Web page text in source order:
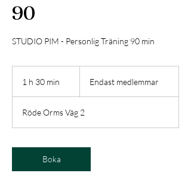
90
STUDIO PIM - Personlig Träning 90 min
1 h 30 min
m
i
Endast medlemmar
Röde Orms Väg 2
Boka